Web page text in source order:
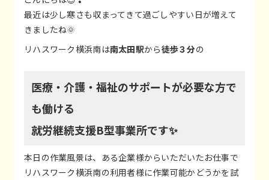
最近は少し寒さも収まってきて過ごしやすい日が増えて
きましたね🌞
リハスワーク横浜南は南太田駅から徒歩３分の
医療・介護・福祉のサポートが必要な方で
も働ける
就労継続支援B型事業所です✨
本日の作業風景は、ある企業様からいただいたお仕事で
リハスワーク横浜南の利用者様に作業可能かどうかを試